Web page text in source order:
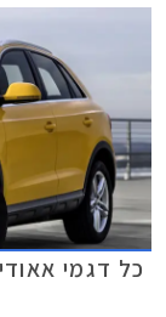
המחירון העומד על 279,300 ₪.
כל דגמי אאודי